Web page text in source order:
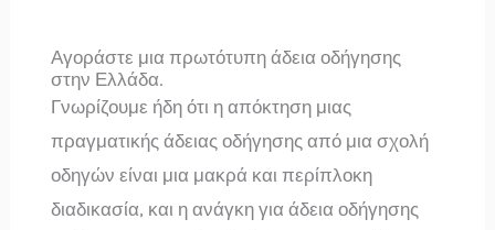
Αγοράστε μια πρωτότυπη άδεια οδήγησης
στην Ελλάδα.
Γνωρίζουμε ήδη ότι η απόκτηση μιας
πραγματικής άδειας οδήγησης από μια σχολή
οδηγών είναι μια μακρά και περίπλοκη
διαδικασία, και η ανάγκη για άδεια οδήγησης